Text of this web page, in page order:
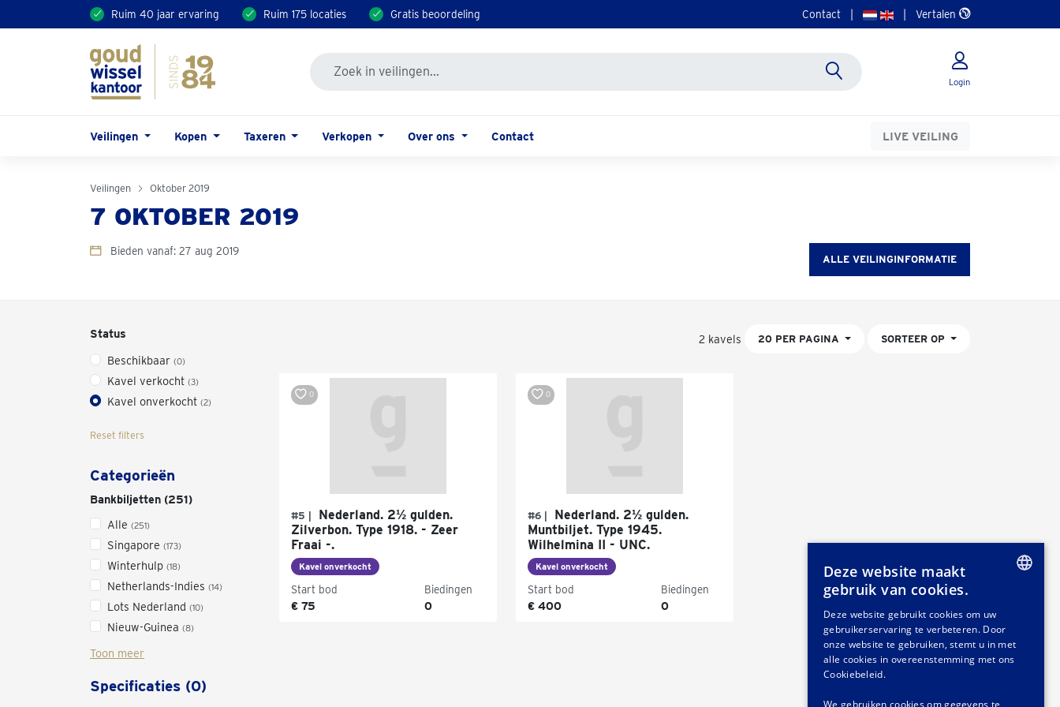
Ruim 40 jaar ervaring Ruim 175 locaties Gratis beoordeling Contact Vertalen
Login
Veilingen Kopen Taxeren Verkopen Over ons Contact LIVE VEILING
Veilingen Oktober 2019
7 OKTOBER 2019
Bieden vanaf: 27 aug 2019
ALLE VEILINGINFORMATIE
Status
Beschikbaar (0)
Kavel verkocht (3)
Kavel onverkocht (2)
Reset filters
Categorieën
Bankbiljetten (251)
Alle (251)
Singapore (173)
Winterhulp (18)
Netherlands-Indies (14)
Lots Nederland (10)
Nieuw-Guinea (8)
Toon meer
Specificaties (0)
2 kavels 20 PER PAGINA SORTEER OP
#5 |
Nederland. 2½ gulden.
Zilverbon. Type 1918. - Zeer
Fraai -.
Kavel onverkocht
Start bod
€ 75
Biedingen
0
0
#6 |
Nederland. 2½ gulden.
Muntbiljet. Type 1945.
Wilhelmina II - UNC.
Kavel onverkocht
Start bod
€ 400
Biedingen
0
0
GERMAN
FRENCH
Deze website maakt
gebruik van cookies.
Deze website gebruikt cookies om uw
gebruikerservaring te verbeteren. Door
onze website te gebruiken, stemt u in met
alle cookies in overeenstemming met ons
Cookiebeleid.
We gebruiken cookies om gegevens te